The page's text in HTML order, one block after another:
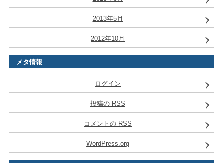
2013年5月
2012年10月
メタ情報
ログイン
投稿の RSS
コメントの RSS
WordPress.org